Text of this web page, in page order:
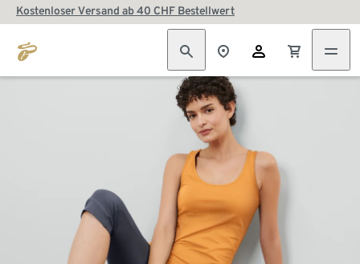
Kostenloser Versand ab 40 CHF Bestellwert